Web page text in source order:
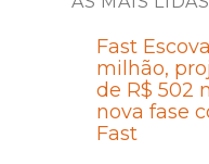
Fast
milhão,
de R$ 502
nova fase
Fast